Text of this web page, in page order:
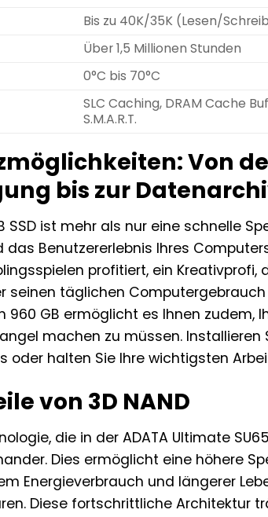
Bis zu 40K/35K (Lesen/
Über 1,5 Millionen Stunden
0°C bis 70°C
SLC Caching, DRAM Cache
S.M.A.R.T.
Von
bis zur
SSD ist mehr als nur eine schnelle
Benutzererlebnis Ihres
profitiert, ein
seinen täglichen
960 GB ermöglicht es Ihnen zudem,
machen zu müssen. Installieren
oder halten Sie Ihre wichtigsten
von 3D NAND
die in der ADATA Ultimate
Dies ermöglicht eine höhere
Energieverbrauch und längerer
Diese fortschrittliche Architektur